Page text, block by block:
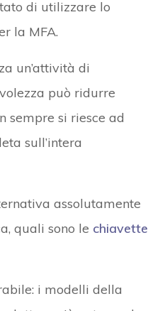
di utilizzare lo
la MFA.
un’attività di
può ridurre
sempre si riesce ad
sull’intera
assolutamente
quali sono le chiavette
i modelli della